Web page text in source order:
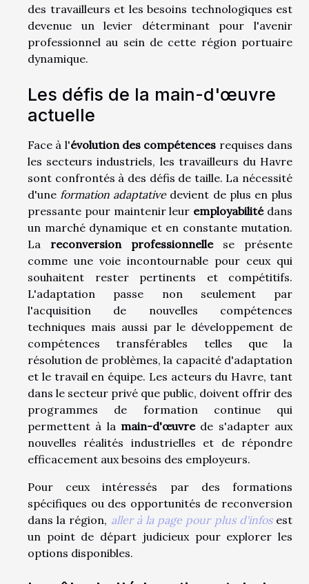
des travailleurs et les besoins technologiques est
devenue un levier déterminant pour l'avenir
professionnel au sein de cette région portuaire
dynamique.
Les défis de la main-d'œuvre
actuelle
Face à l'évolution des compétences requises dans
les secteurs industriels, les travailleurs du Havre
sont confrontés à des défis de taille. La nécessité
d'une formation adaptativedevient de plus en plus
pressante pour maintenir leur employabilitédans
un marché dynamique et en constante mutation.
La reconversion professionnellese présente
comme une voie incontournable pour ceux qui
souhaitent rester pertinents et compétitifs.
L'adaptation passe non seulement par
l'acquisition de nouvelles compétences
techniques mais aussi par le développement de
compétences transférables telles que la
résolution de problèmes, la capacité d'adaptation
et le travail en équipe. Les acteurs du Havre, tant
dans le secteur privé que public, doivent offrir des
programmes de formation continue qui
permettent à la main-d'œuvrede s'adapter aux
nouvelles réalités industrielles et de répondre
efficacement aux besoins des employeurs.
Pour ceux intéressés par des formations
spécifiques ou des opportunités de reconversion
dans la région, aller à la page pour plus d'infosest
un point de départ judicieux pour explorer les
options disponibles.